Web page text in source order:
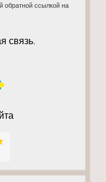
обратной ссылкой на
связь.